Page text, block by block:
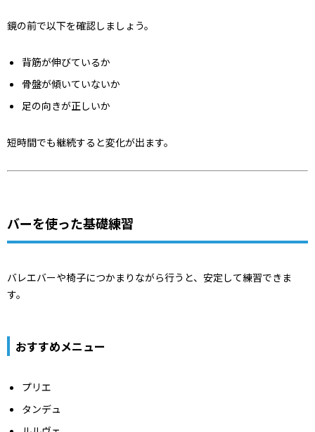
鏡の前で以下を確認しましょう。
背筋が伸びているか
骨盤が傾いていないか
足の向きが正しいか
短時間でも継続すると変化が出ます。
バーを使った基礎練習
バレエバーや椅子につかまりながら行うと、安定して練習できま
す。
おすすめメニュー
プリエ
タンデュ